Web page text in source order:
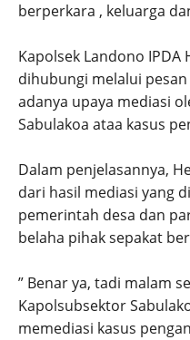
berperkara , keluarga
Kapolsek Landono IPDA
dihubungi melalui
adanya upaya mediasi
Sabulakoa ataa kasus
Dalam penjelasannya,
dari hasil mediasi yang
pemerintah desa dan
belaha pihak sepakat
” Benar ya, tadi malam
Kapolsubsektor
memediasi kasus